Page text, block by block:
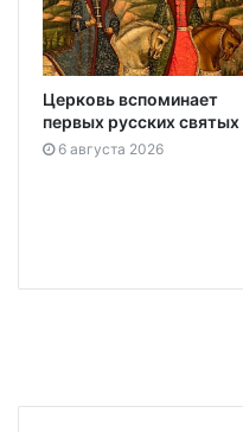
Церковь вспоминает
первых русских святых
6 августа 2026